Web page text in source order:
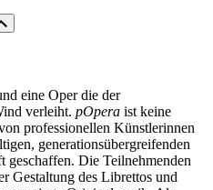
eine Oper die der
verleiht. pOpera ist keine
professionellen Künstlerinnen
generationsübergreifenden
geschaffen. Die Teilnehmenden
Gestaltung des Librettos und